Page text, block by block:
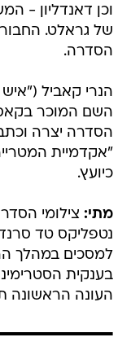
וכן דאנדליון -
של גראלט.
הסדרה.
הנרי קאביל
השם המוכר
הסדרה יצרה
"אקדמיית
כיועץ.
מתי: צילומי
נטפליקס טד
למסכים במהלך
בענקית
העונה הראשונה תכלול